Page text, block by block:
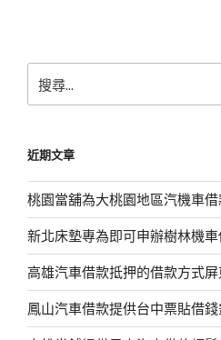
尋
字:
近期文章
桃園當舖為大桃園地區汽機車
新北床墊專為即可申辦樹林機
高雄汽車借款抵押的借款方式
鳳山汽車借款提供台中票貼借